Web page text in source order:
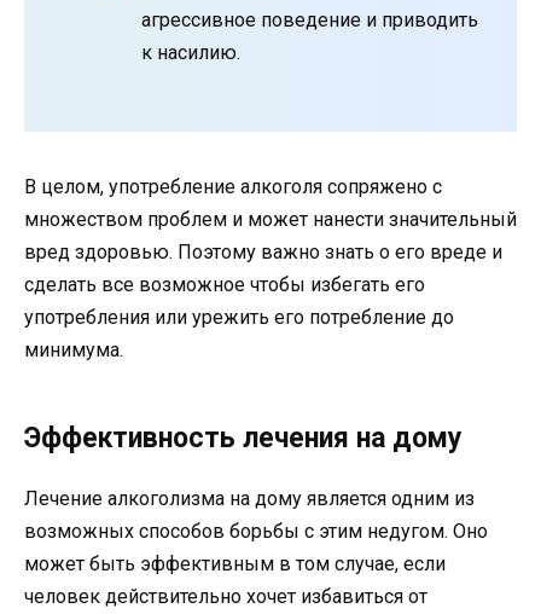
агрессивное поведение и приводить
к насилию.
В целом, употребление алкоголя сопряжено с
множеством проблем и может нанести значительный
вред здоровью. Поэтому важно знать о его вреде и
сделать все возможное чтобы избегать его
употребления или урежить его потребление до
минимума.
Эффективность лечения на дому
Лечение алкоголизма на дому является одним из
возможных способов борьбы с этим недугом. Оно
может быть эффективным в том случае, если
человек действительно хочет избавиться от